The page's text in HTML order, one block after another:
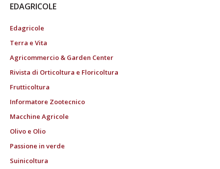
EDAGRICOLE
Edagricole
Terra e Vita
Agricommercio & Garden Center
Rivista di Orticoltura e Floricoltura
Frutticoltura
Informatore Zootecnico
Macchine Agricole
Olivo e Olio
Passione in verde
Suinicoltura